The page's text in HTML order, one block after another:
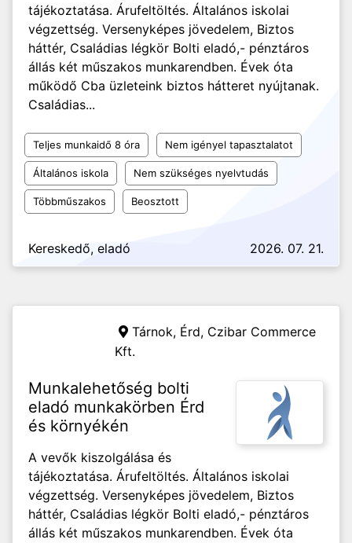
tájékoztatása. Árufeltöltés. Általános iskolai
végzettség. Versenyképes jövedelem, Biztos
háttér, Családias légkör Bolti eladó,- pénztáros
állás két műszakos munkarendben. Évek óta
működő Cba üzleteink biztos hátteret nyújtanak.
Családias...
Teljes munkaidő 8 óra Nem igényel tapasztalatot
Általános iskola Nem szükséges nyelvtudás
Többműszakos Beosztott
Kereskedő, eladó 2026. 07. 21.
Tárnok, Érd, Czibar Commerce
Kft.
Munkalehetőség bolti
eladó munkakörben Érd
és környékén
A vevők kiszolgálása és
tájékoztatása. Árufeltöltés. Általános iskolai
végzettség. Versenyképes jövedelem, Biztos
háttér, Családias légkör Bolti eladó,- pénztáros
állás két műszakos munkarendben. Évek óta